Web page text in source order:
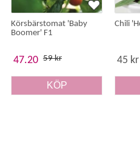
Körsbärstomat 'Baby
Boomer' F1
47.20 59 kr
KÖP
Chili
45 kr